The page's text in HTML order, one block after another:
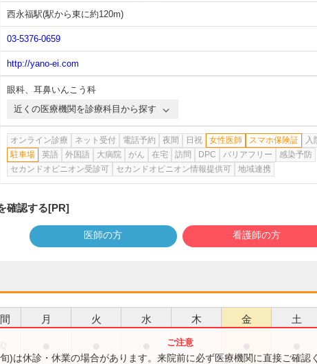
西永福駅(駅から東に約120m)
03-5376-0659
http://yano-ei.com
眼科、 耳鼻いんこう科
近くの医療機関を診療科目から探す
オンライン診療 ネット受付 電話予約 夜間 日祝 女性医師 スマホ保険証 入
駐車場
英語 外国語 大病院 がん 在宅 訪問 DPC バリアフリー
感染予防
セカンドオピニオン受診可
セカンドオピニオン情報提供可 地域連携
確認する[PR]
医師の方 看護師の方
月 火 水 木 金 土
)は休診・休業の場合があります。来院前に必ず医療機関に直接ご確認